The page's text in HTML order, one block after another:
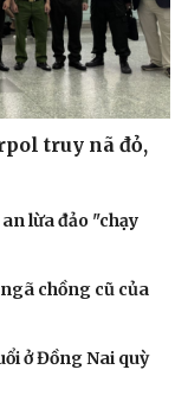
truy nã đỏ,
lừa đảo "chạy
chồng cũ của
ở Đồng Nai quỳ